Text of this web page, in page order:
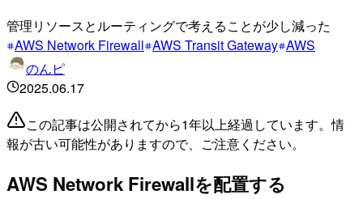
管理リソースとルーティングで考えることが少し減った
AWS Network Firewall AWS Transit Gateway AWS
のんピ
2025.06.17
この記事は公開されてから1年以上経過しています。情
報が古い可能性がありますので、ご注意ください。
AWS Network Firewallを配置する